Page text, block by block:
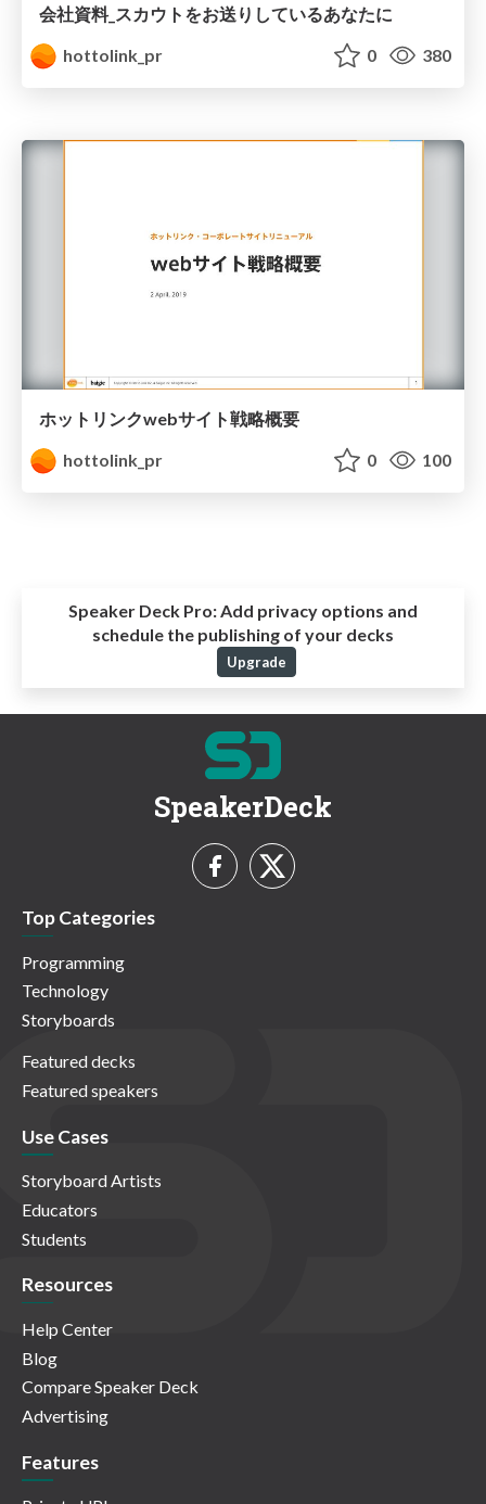
会社資料_スカウトをお送りしているあなたに
hottolink_pr
0 380
ホットリンクwebサイト戦略概要
hottolink_pr
0 100
Speaker Deck Pro:Add privacy options and
schedule the publishing of your decks
Upgrade
SpeakerDeck
Top Categories
Programming
Technology
Storyboards
Featured decks
Featured speakers
Use Cases
Storyboard Artists
Educators
Students
Resources
Help Center
Blog
Compare Speaker Deck
Advertising
Features